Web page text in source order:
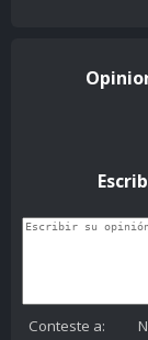
Conteste a: